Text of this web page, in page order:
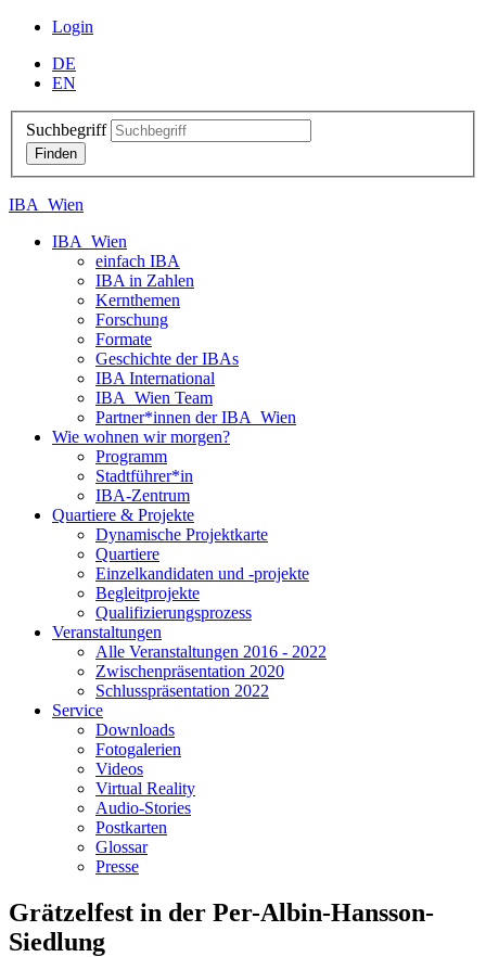
Login
DE
EN
Suchbegriff
IBA_Wien
IBA_Wien
einfach IBA
IBA in Zahlen
Kernthemen
Forschung
Formate
Geschichte der IBAs
IBA International
IBA_Wien Team
Partner*innen der IBA_Wien
Wie wohnen wir morgen?
Programm
Stadtführer*in
IBA-Zentrum
Quartiere & Projekte
Dynamische Projektkarte
Quartiere
Einzelkandidaten und -projekte
Begleitprojekte
Qualifizierungsprozess
Veranstaltungen
Alle Veranstaltungen 2016 - 2022
Zwischenpräsentation 2020
Schlusspräsentation 2022
Service
Downloads
Fotogalerien
Videos
Virtual Reality
Audio-Stories
Postkarten
Glossar
Presse
Grätzelfest in der Per-Albin-Hansson-
Siedlung